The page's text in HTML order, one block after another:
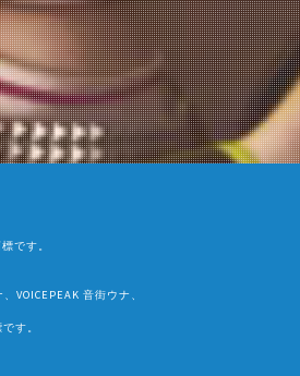
です。
VOICEPEAK 音街ウナ、
す。